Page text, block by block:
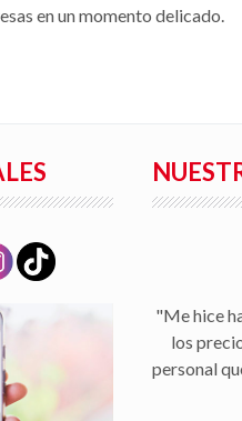
en un momento delicado.
"Me hice
los
personal